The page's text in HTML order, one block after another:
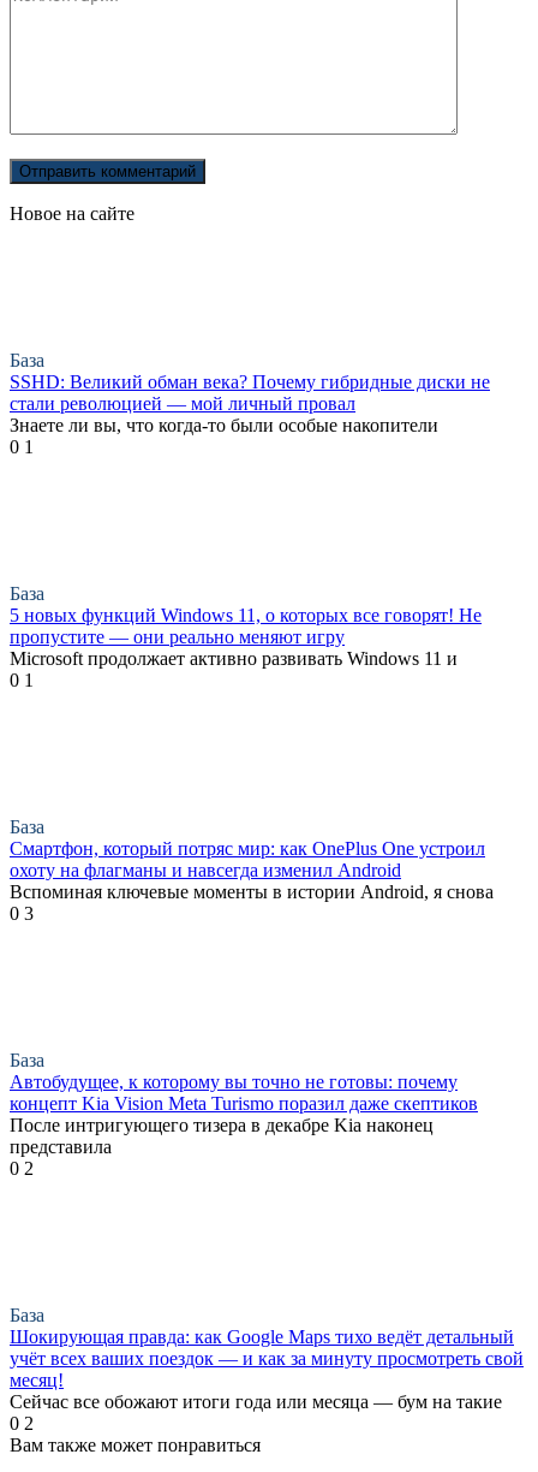
Новое на сайте
База
SSHD: Великий обман века? Почему гибридные диски не
стали революцией — мой личный провал
Знаете ли вы, что когда-то были особые накопители
0 1
База
5 новых функций Windows 11, о которых все говорят! Не
пропустите — они реально меняют игру
Microsoft продолжает активно развивать Windows 11 и
0 1
База
Смартфон, который потряс мир: как OnePlus One устроил
охоту на флагманы и навсегда изменил Android
Вспоминая ключевые моменты в истории Android, я снова
0 3
База
Автобудущее, к которому вы точно не готовы: почему
концепт Kia Vision Meta Turismo поразил даже скептиков
После интригующего тизера в декабре Kia наконец
представила
0 2
База
Шокирующая правда: как Google Maps тихо ведёт детальный
учёт всех ваших поездок — и как за минуту просмотреть свой
месяц!
Сейчас все обожают итоги года или месяца — бум на такие
0 2
Вам также может понравиться